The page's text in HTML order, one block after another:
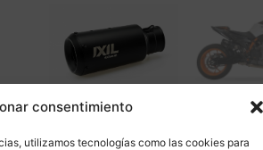
consentimiento
utilizamos tecnologías como las cookies para